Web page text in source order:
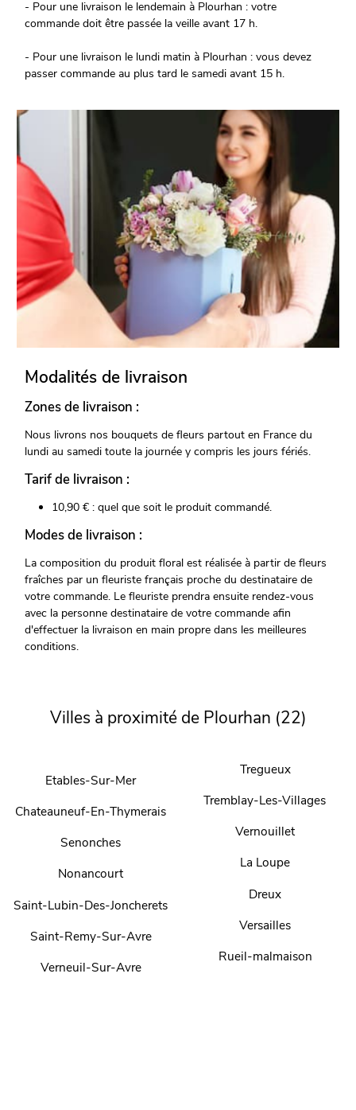
- Pour une livraison le lendemain à Plourhan : votre
commande doit être passée la veille avant 17 h.
- Pour une livraison le lundi matin à Plourhan : vous devez
passer commande au plus tard le samedi avant 15 h.
Modalités de livraison
Zones de livraison :
Nous livrons nos bouquets de fleurs partout en France du
lundi au samedi toute la journée y compris les jours fériés.
Tarif de livraison :
10,90 € : quel que soit le produit commandé.
Modes de livraison :
La composition du produit floral est réalisée à partir de fleurs
fraîches par un fleuriste français proche du destinataire de
votre commande. Le fleuriste prendra ensuite rendez-vous
avec la personne destinataire de votre commande afin
d'effectuer la livraison en main propre dans les meilleures
conditions.
Villes à proximité de Plourhan (22)
Etables-Sur-Mer
Chateauneuf-En-Thymerais
Senonches
Nonancourt
Saint-Lubin-Des-Joncherets
Saint-Remy-Sur-Avre
Verneuil-Sur-Avre
Tregueux
Tremblay-Les-Villages
Vernouillet
La Loupe
Dreux
Versailles
Rueil-malmaison